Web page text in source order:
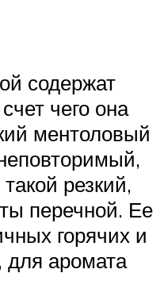
содержат
чего она
ментоловый
резкий,
перечной. Ее
горячих и
для аромата